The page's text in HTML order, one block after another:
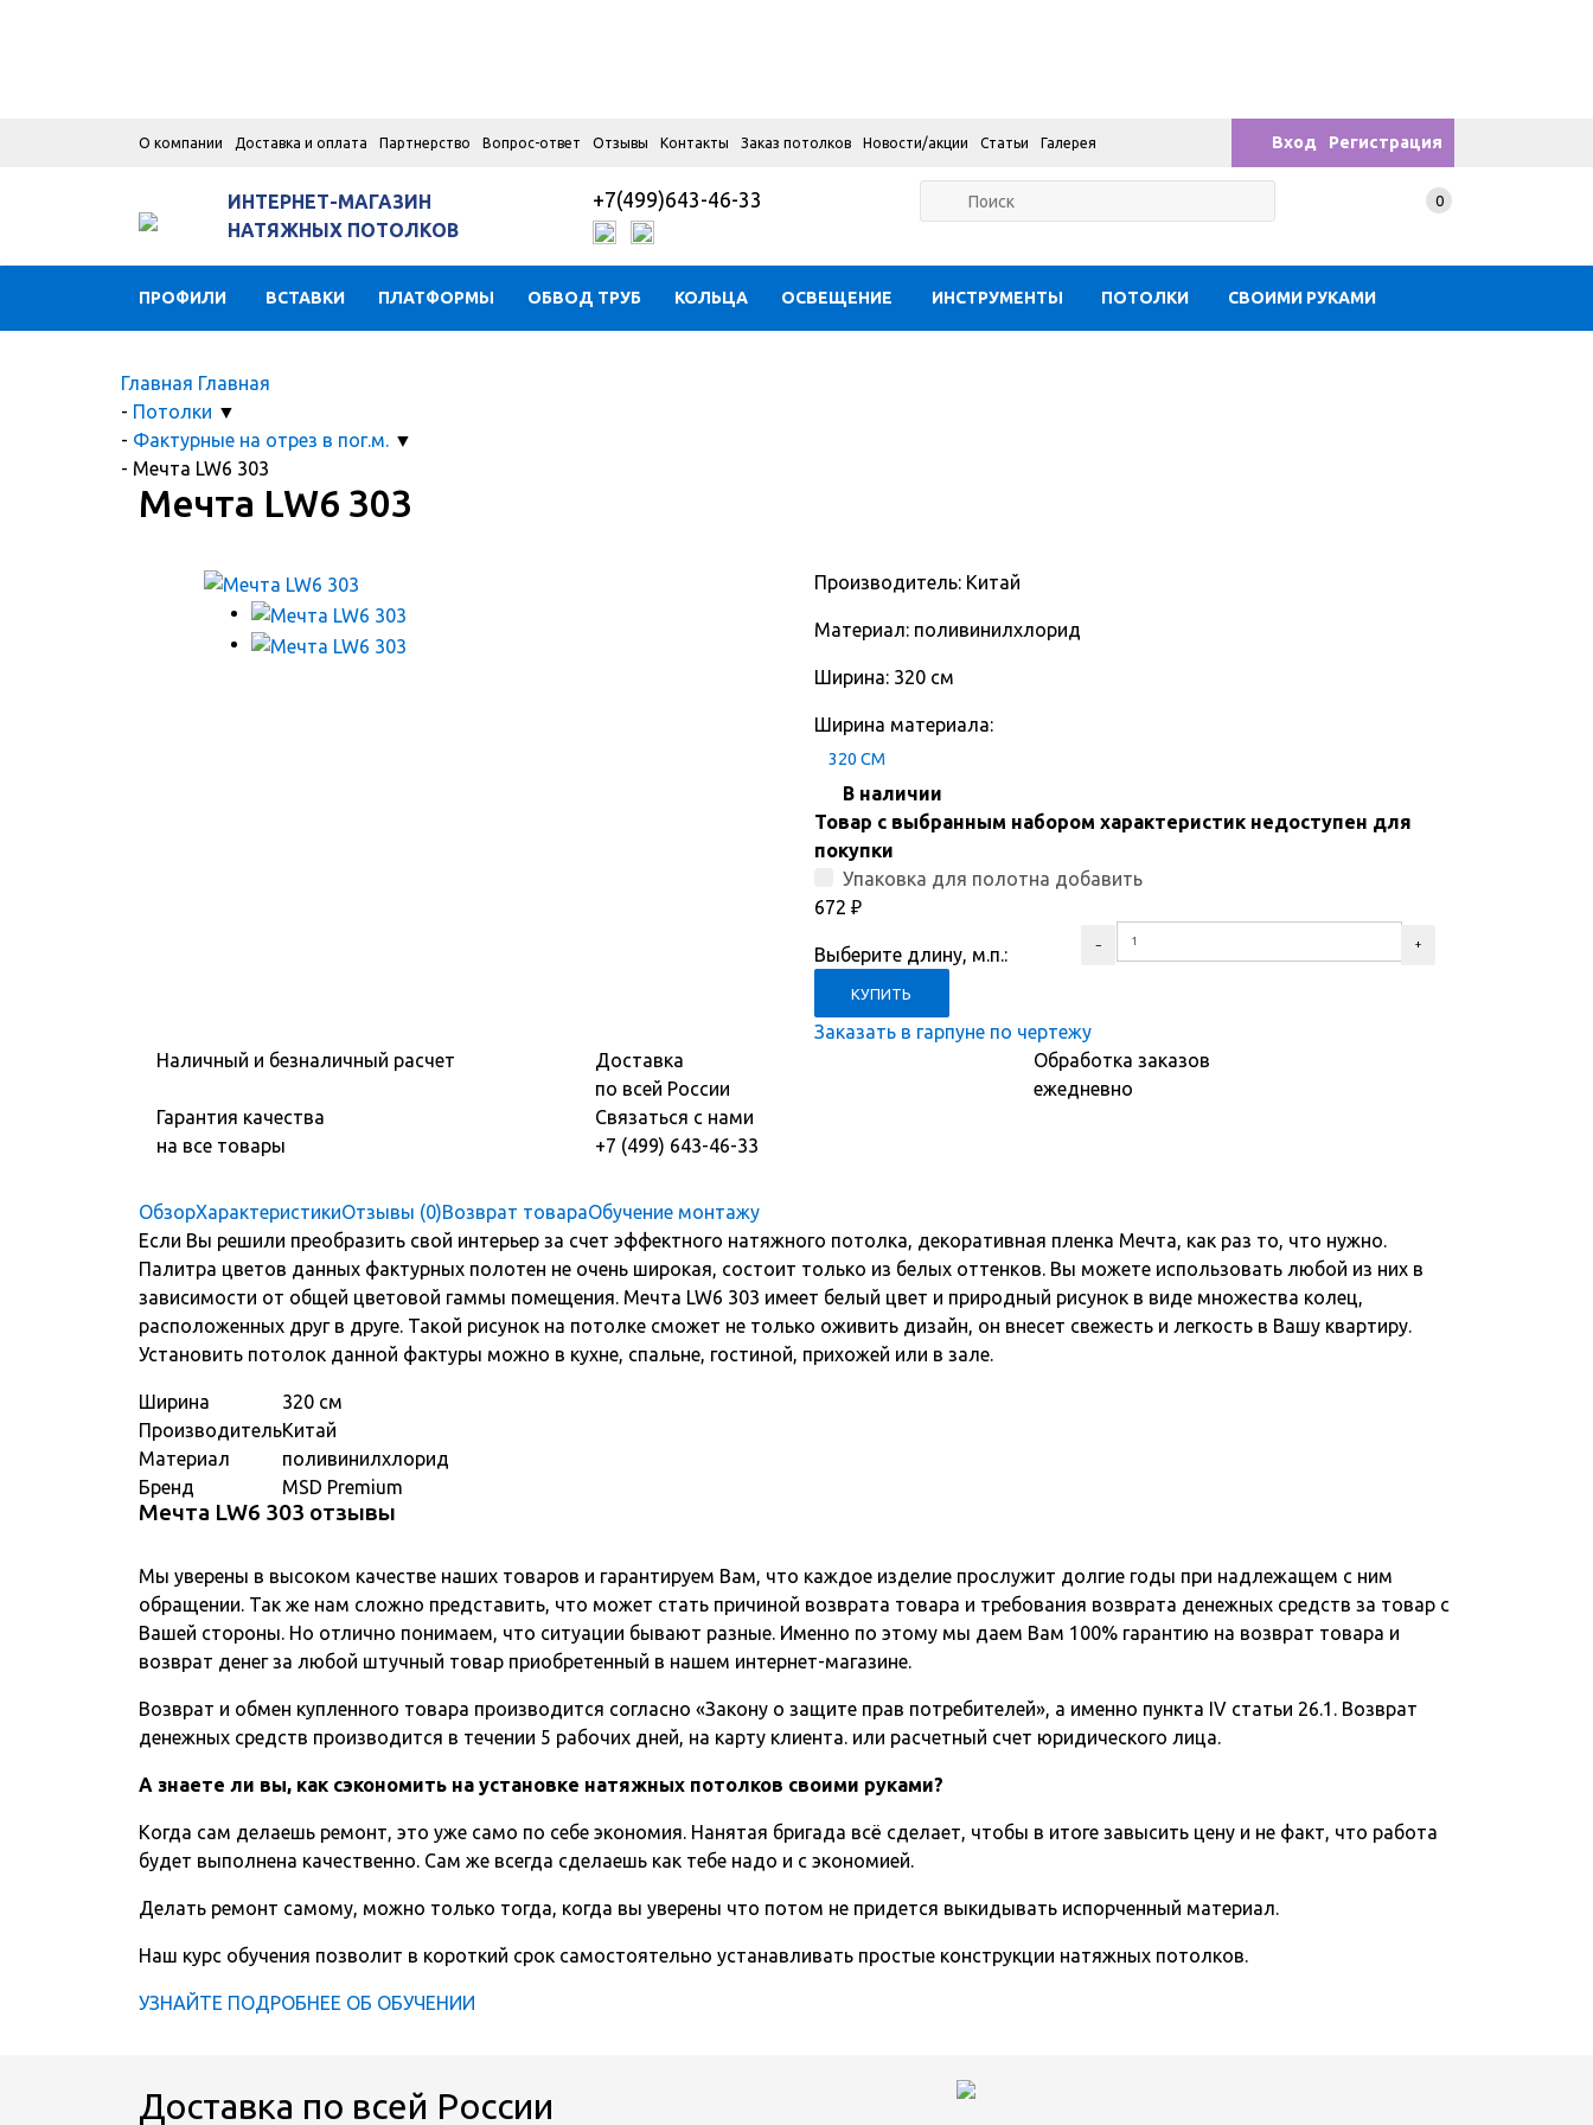
О компании Доставка и оплата Партнерство Вопрос-ответ Отзывы Контакты Заказ потолков Новости/акции Статьи Галерея Вход Регистрация
ИНТЕРНЕТ-МАГАЗИН
НАТЯЖНЫХ ПОТОЛКОВ
+7(499)643-46-33 0
ПРОФИЛИ ВСТАВКИ ПЛАТФОРМЫ ОБВОД ТРУБ КОЛЬЦА ОСВЕЩЕНИЕ ИНСТРУМЕНТЫ ПОТОЛКИ СВОИМИ РУКАМИ
Главная Главная
- Потолки ▼
- Фактурные на отрез в пог.м. ▼
- Мечта LW6 303
Мечта LW6 303
Производитель: Китай
Материал: поливинилхлорид
Ширина: 320 см
Ширина материала:
320 СМ
В наличии
Товар с выбранным набором характеристик недоступен для
покупки
Упаковка для полотна добавить
672 ₽
Выберите длину, м.п.:
Заказать в гарпуне по чертежу
Наличный и безналичный расчет
Доставка
по всей России
Обработка заказов
ежедневно
Гарантия качества
на все товары
Связаться с нами
+7 (499) 643-46-33
ОбзорХарактеристикиОтзывы (0)Возврат товараОбучение монтажу
Если Вы решили преобразить свой интерьер за счет эффектного натяжного потолка, декоративная пленка Мечта, как раз то, что нужно.
Палитра цветов данных фактурных полотен не очень широкая, состоит только из белых оттенков. Вы можете использовать любой из них в
зависимости от общей цветовой гаммы помещения. Мечта LW6 303 имеет белый цвет и природный рисунок в виде множества колец,
расположенных друг в друге. Такой рисунок на потолке сможет не только оживить дизайн, он внесет свежесть и легкость в Вашу квартиру.
Установить потолок данной фактуры можно в кухне, спальне, гостиной, прихожей или в зале.
Ширина
320 см
ПроизводительКитай
Материал
поливинилхлорид
Бренд
MSD Premium
Мечта LW6 303 отзывы
Мы уверены в высоком качестве наших товаров и гарантируем Вам, что каждое изделие прослужит долгие годы при надлежащем с ним
обращении. Так же нам сложно представить, что может стать причиной возврата товара и требования возврата денежных средств за товар с
Вашей стороны. Но отлично понимаем, что ситуации бывают разные. Именно по этому мы даем Вам 100% гарантию на возврат товара и
возврат денег за любой штучный товар приобретенный в нашем интернет-магазине.
Возврат и обмен купленного товара производится согласно «Закону о защите прав потребителей», а именно пункта IV статьи 26.1. Возврат
денежных средств производится в течении 5 рабочих дней, на карту клиента. или расчетный счет юридического лица.
А знаете ли вы, как сэкономить на установке натяжных потолков своими руками?
Когда сам делаешь ремонт, это уже само по себе экономия. Нанятая бригада всё сделает, чтобы в итоге завысить цену и не факт, что работа
будет выполнена качественно. Сам же всегда сделаешь как тебе надо и с экономией.
Делать ремонт самому, можно только тогда, когда вы уверены что потом не придется выкидывать испорченный материал.
Наш курс обучения позволит в короткий срок самостоятельно устанавливать простые конструкции натяжных потолков.
УЗНАЙТЕ ПОДРОБНЕЕ ОБ ОБУЧЕНИИ
Доставка по всей России